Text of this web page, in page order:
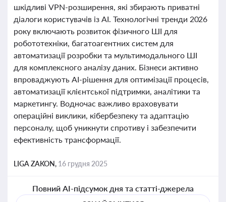
шкідливі VPN-розширення, які збирають приватні
діалоги користувачів із AI. Технологічні тренди 2026
року включають розвиток фізичного ШІ для
робототехніки, багатоагентних систем для
автоматизації розробки та мультимодального ШІ
для комплексного аналізу даних. Бізнеси активно
впроваджують AI-рішення для оптимізації процесів,
автоматизації клієнтської підтримки, аналітики та
маркетингу. Водночас важливо враховувати
операційні виклики, кібербезпеку та адаптацію
персоналу, щоб уникнути спротиву і забезпечити
ефективність трансформації.
LIGA ZAKON, 16 грудня 2025
Повний AI-підсумок дня та статті-джерела